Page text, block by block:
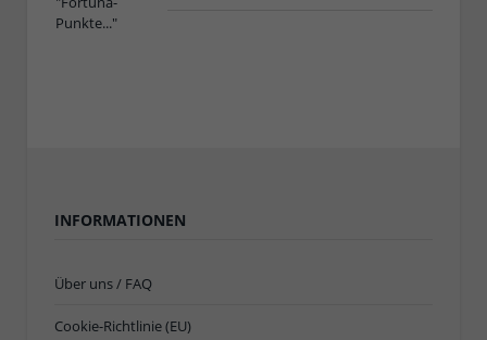
INFORMATIONEN
Über uns / FAQ
Cookie-Richtlinie (EU)